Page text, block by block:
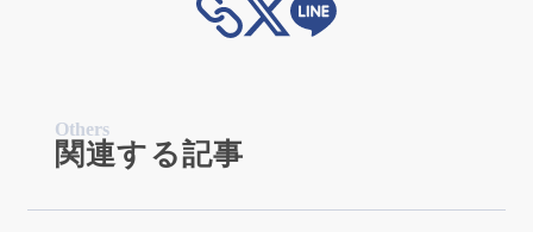
Others
関連する記事